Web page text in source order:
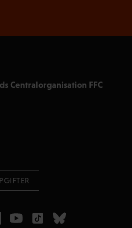
Centralorganisation FFC